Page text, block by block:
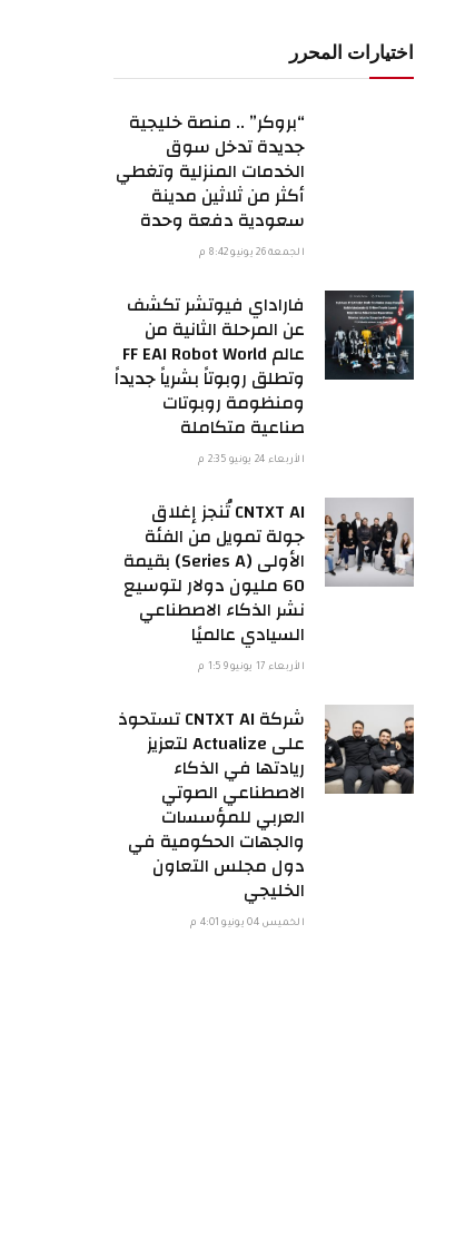
اختيارات المحرر
“بروكر” .. منصة خليجية
جديدة تدخل سوق
الخدمات المنزلية وتغطي
أكثر من ثلاثين مدينة
سعودية دفعة وحدة
الجمعة 26 يونيو 8:42 م
فاراداي فيوتشر تكشف
عن المرحلة الثانية من
عالم FF EAI Robot World
وتطلق روبوتاً بشرياً جديداً
ومنظومة روبوتات
صناعية متكاملة
الأربعاء 24 يونيو 2:35 م
CNTXT AI تُنجز إغلاق
جولة تمويل من الفئة
الأولى (Series A) بقيمة
60 مليون دولار لتوسيع
نشر الذكاء الاصطناعي
السيادي عالميًا
الأربعاء 17 يونيو 1:59 م
شركة CNTXT AI تستحوذ
على Actualize لتعزيز
ريادتها في الذكاء
الاصطناعي الصوتي
العربي للمؤسسات
والجهات الحكومية في
دول مجلس التعاون
الخليجي
الخميس 04 يونيو 4:01 م